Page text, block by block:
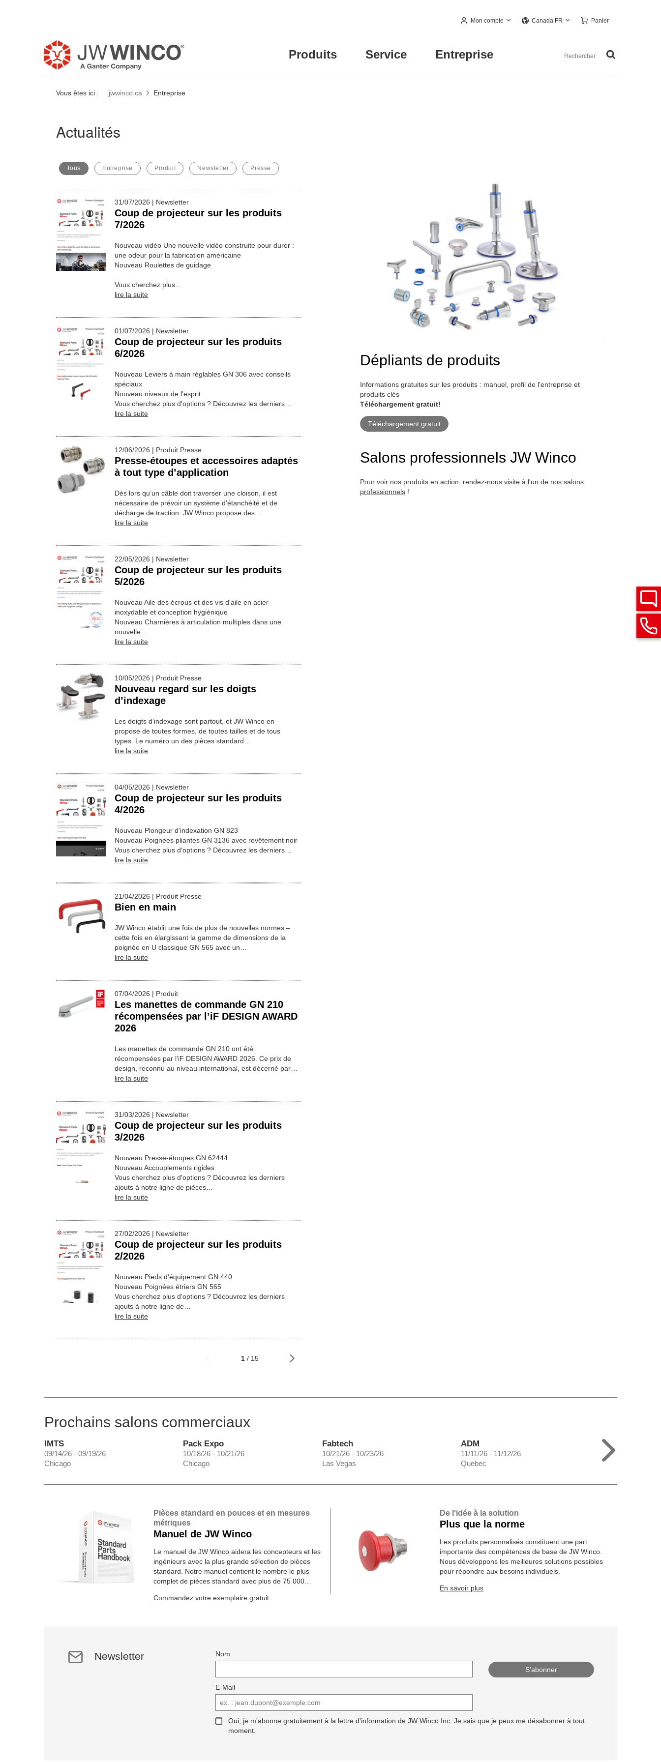
Mon compte Canada FR Panier
Produits Service Entreprise
Vous êtes ici : jwwinco.ca Entreprise
Actualités
Tous Entreprise Produit Newsletter Presse
31/07/2026 | Newsletter
Coup de projecteur sur les produits
7/2026
Nouveau vidéo Une nouvelle vidéo construite pour durer :
une odeur pour la fabrication américaine
Nouveau Roulettes de guidage
Vous cherchez plus…
lire la suite
01/07/2026 | Newsletter
Coup de projecteur sur les produits
6/2026
Nouveau Leviers à main réglables GN 306 avec conseils
spéciaux
Nouveau niveaux de l'esprit
Vous cherchez plus d'options ? Découvrez les derniers…
lire la suite
12/06/2026 | Produit Presse
Presse-étoupes et accessoires adaptés
à tout type d’application
Dès lors qu’un câble doit traverser une cloison, il est
nécessaire de prévoir un système d’étanchéité et de
décharge de traction. JW Winco propose des…
lire la suite
22/05/2026 | Newsletter
Coup de projecteur sur les produits
5/2026
Nouveau Aile des écrous et des vis d'aile en acier
inoxydable et conception hygiénique
Nouveau Charnières à articulation multiples dans une
nouvelle…
lire la suite
10/05/2026 | Produit Presse
Nouveau regard sur les doigts
d’indexage
Les doigts d’indexage sont partout, et JW Winco en
propose de toutes formes, de toutes tailles et de tous
types. Le numéro un des pièces standard…
lire la suite
04/05/2026 | Newsletter
Coup de projecteur sur les produits
4/2026
Nouveau Plongeur d'indexation GN 823
Nouveau Poignées pliantes GN 3136 avec revêtement noir
Vous cherchez plus d'options ? Découvrez les derniers…
lire la suite
21/04/2026 | Produit Presse
Bien en main
JW Winco établit une fois de plus de nouvelles normes –
cette fois en élargissant la gamme de dimensions de la
poignée en U classique GN 565 avec un…
lire la suite
07/04/2026 | Produit
Les manettes de commande GN 210
récompensées par l’iF DESIGN AWARD
2026
Les manettes de commande GN 210 ont été
récompensées par l’iF DESIGN AWARD 2026. Ce prix de
design, reconnu au niveau international, est décerné par…
lire la suite
31/03/2026 | Newsletter
Coup de projecteur sur les produits
3/2026
Nouveau Presse-étoupes GN 62444
Nouveau Accouplements rigides
Vous cherchez plus d'options ? Découvrez les derniers
ajouts à notre ligne de pièces…
lire la suite
27/02/2026 | Newsletter
Coup de projecteur sur les produits
2/2026
Nouveau Pieds d'équipement GN 440
Nouveau Poignées étriers GN 565
Vous cherchez plus d'options ? Découvrez les derniers
ajouts à notre ligne de…
lire la suite
1 / 15
Dépliants de produits
Informations gratuites sur les produits : manuel, profil de l'entreprise et
produits clés
Téléchargement gratuit!
Téléchargement gratuit
Salons professionnels JW Winco
Pour voir nos produits en action, rendez-nous visite à l'un de nos salons
professionnels !
Prochains salons commerciaux
IMTS
09/14/26 - 09/19/26
Chicago
Pack Expo
10/18/26 - 10/21/26
Chicago
Fabtech
10/21/26 - 10/23/26
Las Vegas
ADM
11/11/26 - 11/12/26
Quebec
Pièces standard en pouces et en mesures
métriques
Manuel de JW Winco
Le manuel de JW Winco aidera les concepteurs et les
ingénieurs avec la plus grande sélection de pièces
standard. Notre manuel contient le nombre le plus
complet de pièces standard avec plus de 75 000
Commandez votre exemplaire gratuit
De l'idée à la solution
Plus que la norme
Les produits personnalisés constituent une part
importante des compétences de base de JW Winco.
Nous développons les meilleures solutions possibles
pour répondre aux besoins individuels.
En savoir plus
Newsletter Nom
E-Mail
Oui, je m'abonne gratuitement à la lettre d'information de JW Winco Inc. Je sais que je peux me désabonner à tout
moment.